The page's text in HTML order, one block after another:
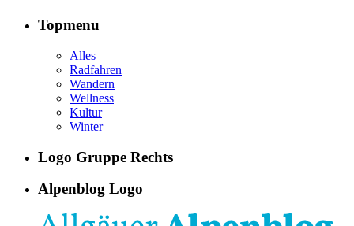
Topmenu
Alles
Radfahren
Wandern
Wellness
Kultur
Winter
Logo Gruppe Rechts
Alpenblog Logo